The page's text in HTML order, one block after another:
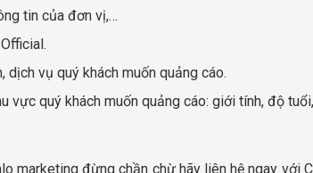
tin của đơn vị,…
vụ quý khách muốn quảng cáo.
vực quý khách muốn quảng cáo: giới tính, độ
marketing đừng chần chừ hãy liên hệ ngay với